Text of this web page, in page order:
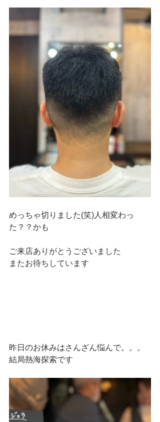
めっちゃ切りました(笑)人相変わっ
た？？かも
ご来店ありがとうございました
またお待ちしています
昨日のお休みはさんざん悩んで。。。
結局熱海探索です